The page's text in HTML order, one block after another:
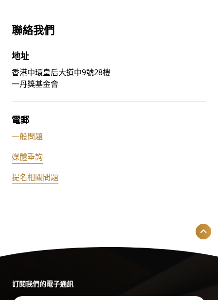
聯絡我們
地址
香港中環皇后大道中9號28樓
一丹獎基金會
電郵
一般問題
媒體垂詢
提名相關問題
訂閱我們的電子通訊